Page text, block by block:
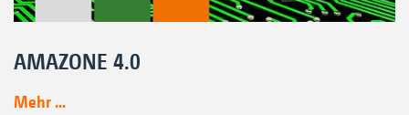
AMAZONE 4.0
Mehr ...